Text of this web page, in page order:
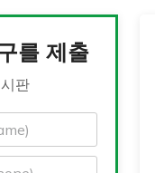
를 제출
판